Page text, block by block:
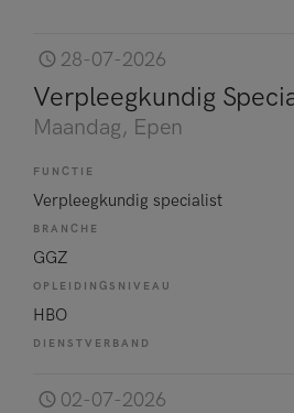
28-07-2026
Verpleegkundig
Maandag, Epen
FUNCTIE
Verpleegkundig specialist
BRANCHE
GGZ
OPLEIDINGSNIVEAU
HBO
DIENSTVERBAND
02-07-2026